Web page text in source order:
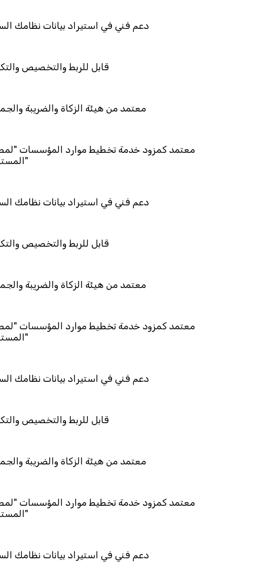
دعم فني في استيراد
قابل للربط
معتمد من هيئة الزكاة
معتمد كمزود خدمة تخطيط موارد
دعم فني في استيراد
قابل للربط
معتمد من هيئة الزكاة
معتمد كمزود خدمة تخطيط موارد
دعم فني في استيراد
قابل للربط
معتمد من هيئة الزكاة
معتمد كمزود خدمة تخطيط موارد
دعم فني في استيراد